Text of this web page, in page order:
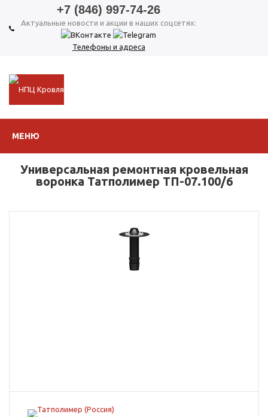
+7 (846) 997-74-26
Актуальные новости и акции в наших соцсетях:
Телефоны и адреса
МЕНЮ
Универсальная ремонтная кровельная
воронка Татполимер ТП-07.100/6